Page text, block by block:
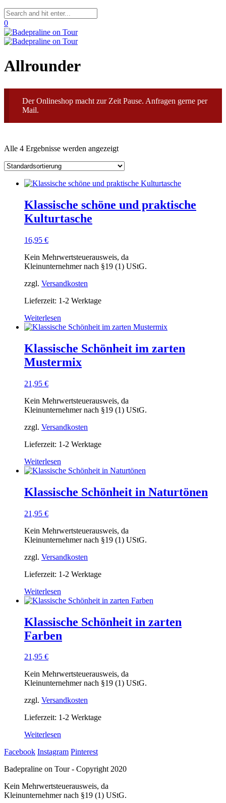
0
Allrounder
Der Onlineshop macht zur Zeit Pause. Anfragen gerne per
Mail.
Alle 4 Ergebnisse werden angezeigt
Klassische schöne und praktische
Kulturtasche
16,95 €
Kein Mehrwertsteuerausweis, da
Kleinunternehmer nach §19 (1) UStG.
zzgl. Versandkosten
Lieferzeit: 1-2 Werktage
Weiterlesen
Klassische Schönheit im zarten
Mustermix
21,95 €
Kein Mehrwertsteuerausweis, da
Kleinunternehmer nach §19 (1) UStG.
zzgl. Versandkosten
Lieferzeit: 1-2 Werktage
Weiterlesen
Klassische Schönheit in Naturtönen
21,95 €
Kein Mehrwertsteuerausweis, da
Kleinunternehmer nach §19 (1) UStG.
zzgl. Versandkosten
Lieferzeit: 1-2 Werktage
Weiterlesen
Klassische Schönheit in zarten
Farben
21,95 €
Kein Mehrwertsteuerausweis, da
Kleinunternehmer nach §19 (1) UStG.
zzgl. Versandkosten
Lieferzeit: 1-2 Werktage
Weiterlesen
Facebook Instagram Pinterest
Badepraline on Tour - Copyright 2020
Kein Mehrwertsteuerausweis, da
Kleinunternehmer nach §19 (1) UStG.